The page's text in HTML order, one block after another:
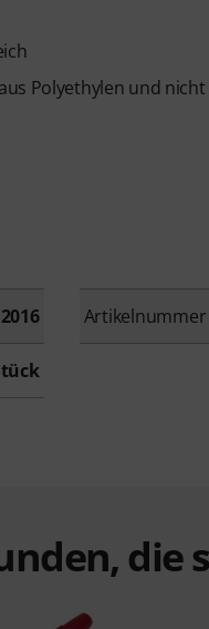
Polyethylen und
Artikelnummer
die